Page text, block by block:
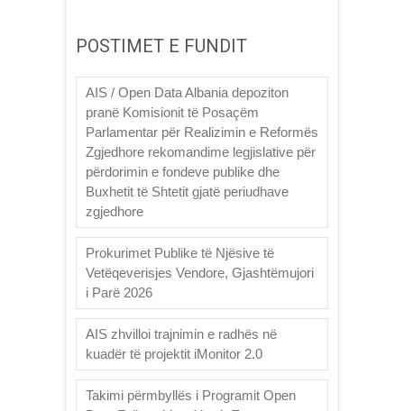
POSTIMET E FUNDIT
AIS / Open Data Albania depoziton
pranë Komisionit të Posaçëm
Parlamentar për Realizimin e Reformës
Zgjedhore rekomandime legjislative për
përdorimin e fondeve publike dhe
Buxhetit të Shtetit gjatë periudhave
zgjedhore
Prokurimet Publike të Njësive të
Vetëqeverisjes Vendore, Gjashtëmujori
i Parë 2026
AIS zhvilloi trajnimin e radhës në
kuadër të projektit iMonitor 2.0
Takimi përmbyllës i Programit Open